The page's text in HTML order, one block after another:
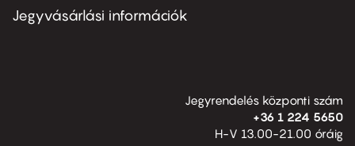
second
Jegyvásárlási információk
Jegyrendelés központi szám
+36 1 224 5650
H-V 13.00-21.00 óráig